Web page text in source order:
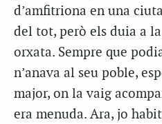
d’amfitriona en una
del tot, però els duia a
orxata. Sempre que
n’anava al seu poble,
major, on la vaig
era menuda. Ara, jo